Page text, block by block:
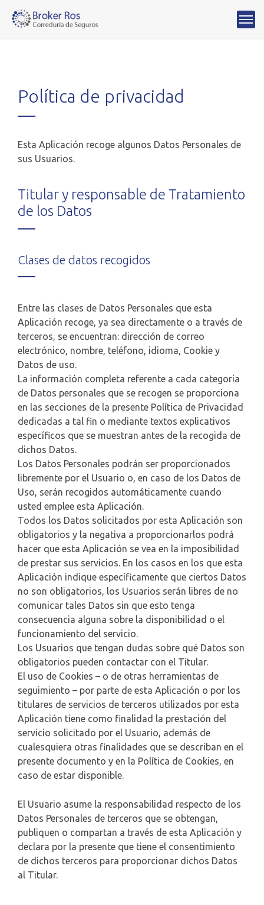
Política de privacidad
Esta Aplicación recoge algunos Datos Personales de
sus Usuarios.
Titular y responsable de Tratamiento
de los Datos
Clases de datos recogidos
Entre las clases de Datos Personales que esta
Aplicación recoge, ya sea directamente o a través de
terceros, se encuentran: dirección de correo
electrónico, nombre, teléfono, idioma, Cookie y
Datos de uso.
La información completa referente a cada categoría
de Datos personales que se recogen se proporciona
en las secciones de la presente Política de Privacidad
dedicadas a tal fin o mediante textos explicativos
específicos que se muestran antes de la recogida de
dichos Datos.
Los Datos Personales podrán ser proporcionados
libremente por el Usuario o, en caso de los Datos de
Uso, serán recogidos automáticamente cuando
usted emplee esta Aplicación.
Todos los Datos solicitados por esta Aplicación son
obligatorios y la negativa a proporcionarlos podrá
hacer que esta Aplicación se vea en la imposibilidad
de prestar sus servicios. En los casos en los que esta
Aplicación indique específicamente que ciertos Datos
no son obligatorios, los Usuarios serán libres de no
comunicar tales Datos sin que esto tenga
consecuencia alguna sobre la disponibilidad o el
funcionamiento del servicio.
Los Usuarios que tengan dudas sobre qué Datos son
obligatorios pueden contactar con el Titular.
El uso de Cookies – o de otras herramientas de
seguimiento – por parte de esta Aplicación o por los
titulares de servicios de terceros utilizados por esta
Aplicación tiene como finalidad la prestación del
servicio solicitado por el Usuario, además de
cualesquiera otras finalidades que se describan en el
presente documento y en la Política de Cookies, en
caso de estar disponible.
El Usuario asume la responsabilidad respecto de los
Datos Personales de terceros que se obtengan,
publiquen o compartan a través de esta Aplicación y
declara por la presente que tiene el consentimiento
de dichos terceros para proporcionar dichos Datos
al Titular.